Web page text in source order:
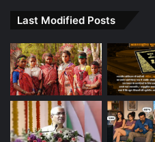
Last Modified Posts